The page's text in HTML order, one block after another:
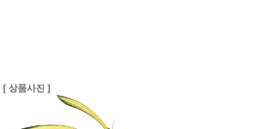
[ 상품사진 ]